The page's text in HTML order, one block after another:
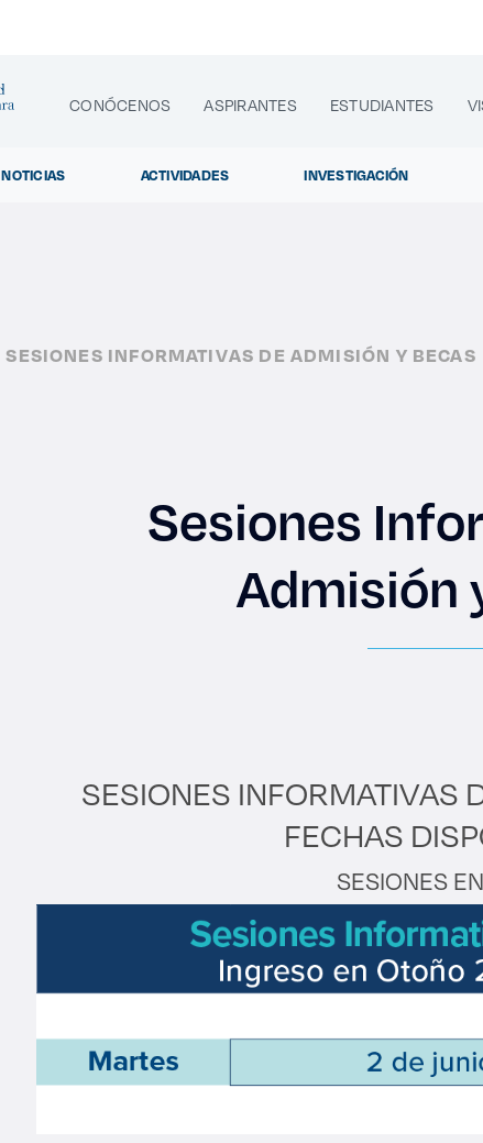
CONÓCENOS ASPIRANTES ESTUDIANTES
NOTICIAS ACTIVIDADES INVESTIGACIÓN
Enlaces de interés
Graduaciones
Derecho
SESIONES INFORMATIVAS DE ADMISIÓN Y BECAS
Sesiones
Admisión
SESIONES INFORMATIVAS
FECHAS
SESIONES